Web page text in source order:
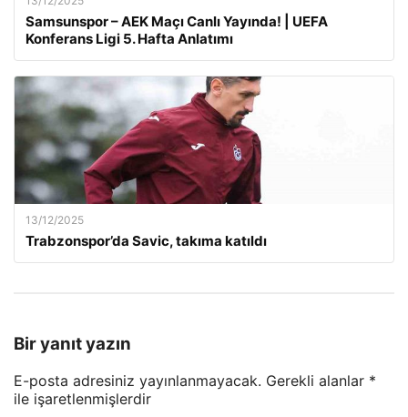
Samsunspor – AEK Maçı Canlı Yayında! | UEFA
Konferans Ligi 5. Hafta Anlatımı
13/12/2025
Trabzonspor’da Savic, takıma katıldı
Bir yanıt yazın
E-posta adresiniz yayınlanmayacak. Gerekli alanlar *
ile işaretlenmişlerdir